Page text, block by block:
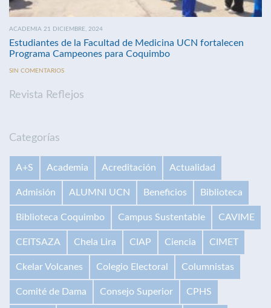
ACADEMIA 21 DICIEMBRE, 2024
Estudiantes de la Facultad de Medicina UCN fortalecen
Programa Campeones para Coquimbo
SIN COMENTARIOS
Revista Reflejos
Categorías
A+S Academia Acreditación Actualidad
Admisión ALUMNI UCN Beneficios Biblioteca
Biblioteca Coquimbo Campus Sustentable CAVIME
CEITSAZA Chela Lira CIAP Ciencia CIMET
Ckelar Volcanes Colegio Electoral Columnistas
Comité de Dama Consejo Superior CPHS